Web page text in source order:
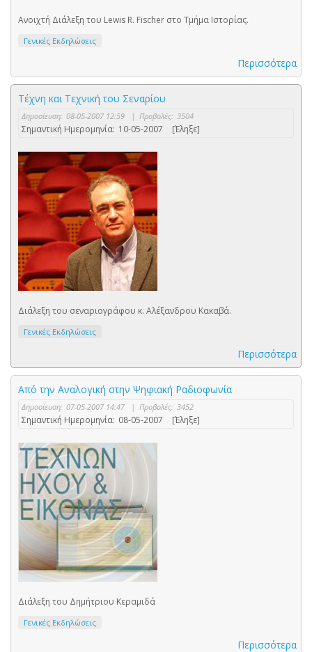
Ανοιχτή Διάλεξη του Lewis R. Fischer στο Τμήμα Ιστορίας.
Γενικές Εκδηλώσεις
Περισσότερα
Τέχνη και Τεχνική του Σεναρίου
Δημοσίευση: 08-05-2007 12:59 | Προβολές: 3504
Σημαντική Ημερομηνία: 10-05-2007 [Έληξε]
Διάλεξη του σεναριογράφου κ. Αλέξανδρου Κακαβά.
Γενικές Εκδηλώσεις
Περισσότερα
Από την Αναλογική στην Ψηφιακή Ραδιοφωνία
Δημοσίευση: 07-05-2007 14:47 | Προβολές: 3452
Σημαντική Ημερομηνία: 08-05-2007 [Έληξε]
Διάλεξη του Δημήτριου Κεραμιδά
Γενικές Εκδηλώσεις
Περισσότερα